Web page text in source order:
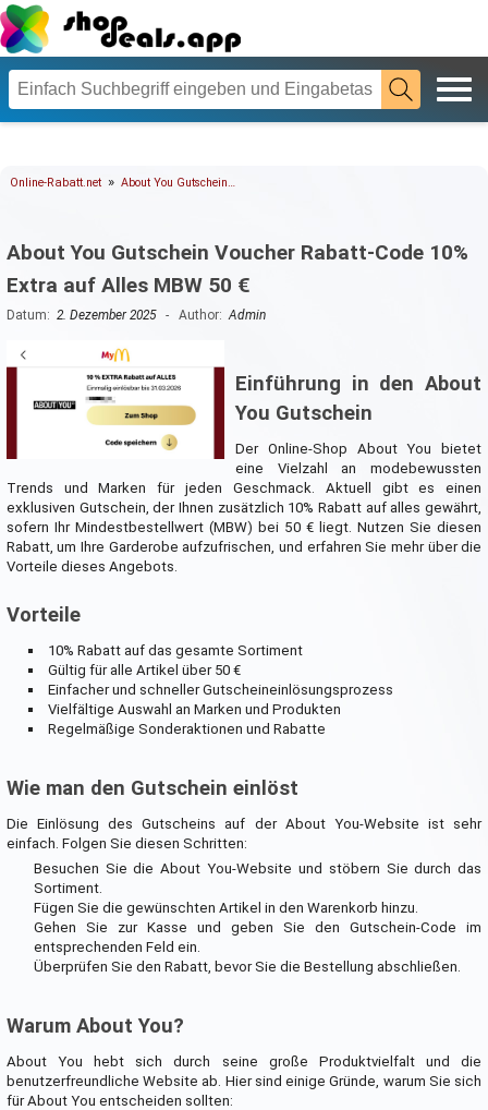
Online-Rabatt.net » About You Gutschein…
About You Gutschein Voucher Rabatt-Code 10%
Extra auf Alles MBW 50 €
Datum: 2. Dezember 2025- Author:Admin
Einführung in den About
You Gutschein
Der Online-Shop About You bietet
eine Vielzahl an modebewussten
Trends und Marken für jeden Geschmack. Aktuell gibt es einen
exklusiven Gutschein, der Ihnen zusätzlich 10% Rabatt auf alles gewährt,
sofern Ihr Mindestbestellwert (MBW) bei 50 € liegt. Nutzen Sie diesen
Rabatt, um Ihre Garderobe aufzufrischen, und erfahren Sie mehr über die
Vorteile dieses Angebots.
Vorteile
10% Rabatt auf das gesamte Sortiment
Gültig für alle Artikel über 50 €
Einfacher und schneller Gutscheineinlösungsprozess
Vielfältige Auswahl an Marken und Produkten
Regelmäßige Sonderaktionen und Rabatte
Wie man den Gutschein einlöst
Die Einlösung des Gutscheins auf der About You-Website ist sehr
einfach. Folgen Sie diesen Schritten:
Besuchen Sie die About You-Website und stöbern Sie durch das
Sortiment.
Fügen Sie die gewünschten Artikel in den Warenkorb hinzu.
Gehen Sie zur Kasse und geben Sie den Gutschein-Code im
entsprechenden Feld ein.
Überprüfen Sie den Rabatt, bevor Sie die Bestellung abschließen.
Warum About You?
About You hebt sich durch seine große Produktvielfalt und die
benutzerfreundliche Website ab. Hier sind einige Gründe, warum Sie sich
für About You entscheiden sollten: